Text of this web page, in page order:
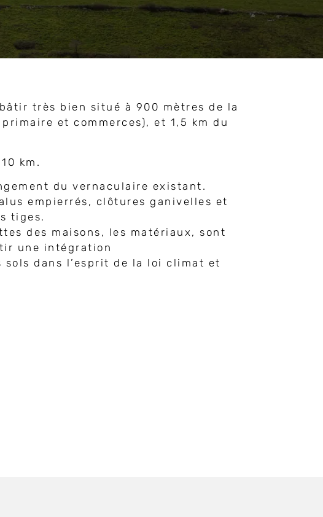
très bien situé à 900 mètres de la
et commerces), et 1,5 km du
km.
du vernaculaire existant.
empierrés, clôtures ganivelles et
tiges.
des maisons, les matériaux, sont
une intégration
dans l’esprit de la loi climat et